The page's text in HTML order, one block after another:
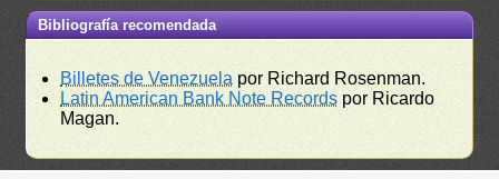
Bibliografía recomendada
Billetes de Venezuela por Richard Rosenman.
Latin American Bank Note Records por Ricardo
Magan.